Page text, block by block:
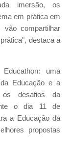
imersão, os
em prática em
compartilhar
destaca a
uma
Educação e a
os desafios da
o dia 11 de
a Educação da
propostas